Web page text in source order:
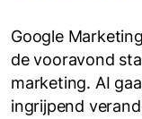
Google
de vooravond
marketing. AI
ingrijpend